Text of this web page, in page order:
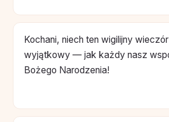
Kochani, niech ten wigilijny
wyjątkowy — jak każdy nasz
Bożego Narodzenia!